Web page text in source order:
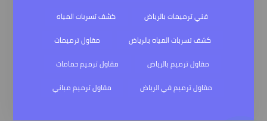
فني ترميمات بالرياض
كشف تسربات المياه
كشف تسربات المياه بالرياض
مقاول ترميمات
مقاول ترميم بالرياض
مقاول ترميم حمامات
مقاول ترميم في الرياض
مقاول ترميم مباني